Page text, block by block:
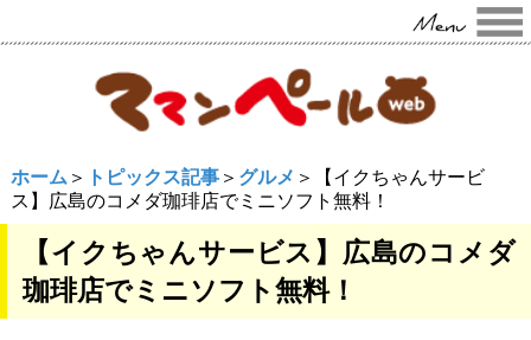
ホーム ＞ トピックス記事＞ グルメ ＞【イクちゃんサービ
ス】広島のコメダ珈琲店でミニソフト無料！
【イクちゃんサービス】広島のコメダ
珈琲店でミニソフト無料！